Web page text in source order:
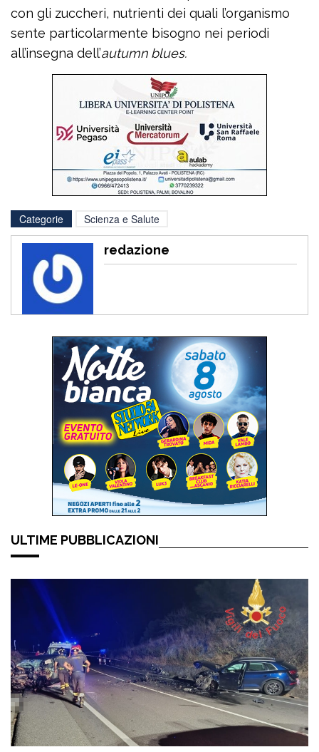
con gli zuccheri, nutrienti dei quali l’organismo
sente particolarmente bisogno nei periodi
all’insegna dell’autumn blues.
Categorie Scienza e Salute
redazione
ULTIME PUBBLICAZIONI